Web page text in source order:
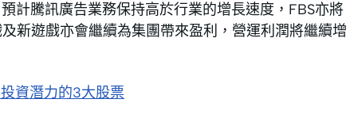
計騰訊廣告業務保持高於行業的增長速度，FBS亦將
新遊戲亦會繼續為集團帶來盈利，營運利潤將繼續增
資潛力的3大股票